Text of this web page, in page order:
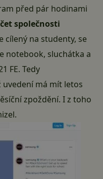
před pár hodinami
společnosti
cílený na studenty, se
notebook, sluchátka a
FE. Tedy
uvedení má mít letos
zpoždění. I z toho